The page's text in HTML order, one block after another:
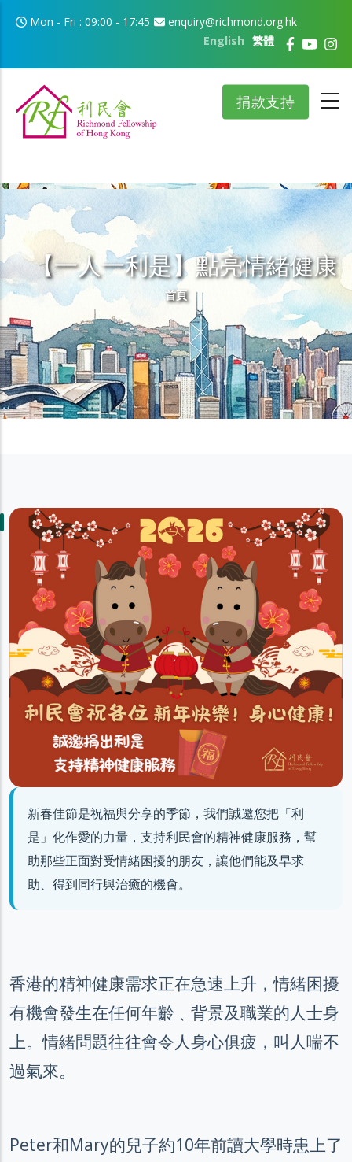
移至主內容
Mon - Fri : 09:00 - 17:45
enquiry@richmond.org.hk
繁體
English
捐款支持
【一人一利是】點亮情緒健康
導航連結
首頁
新春佳節是祝福與分享的季節，我們誠邀您把「利
是」化作愛的力量，支持利民會的精神健康服務，幫
助那些正面對受情緒困擾的朋友，讓他們能及早求
助、得到同行與治癒的機會。
香港的精神健康需求正在急速上升，情緒困擾
有機會發生在任何年齡﹑背景及職業的人士身
上。情緒問題往往會令人身心俱疲，叫人喘不
過氣來。
Peter和Mary的兒子約10年前讀大學時患上了